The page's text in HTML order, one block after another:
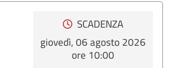
SCADENZA
giovedì, 06 agosto 2026
ore 10:00